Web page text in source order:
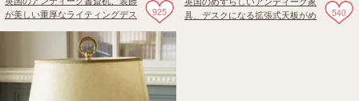
925
が美しい重厚なライティングデス
540
具、デスクになる拡張式天板がめ